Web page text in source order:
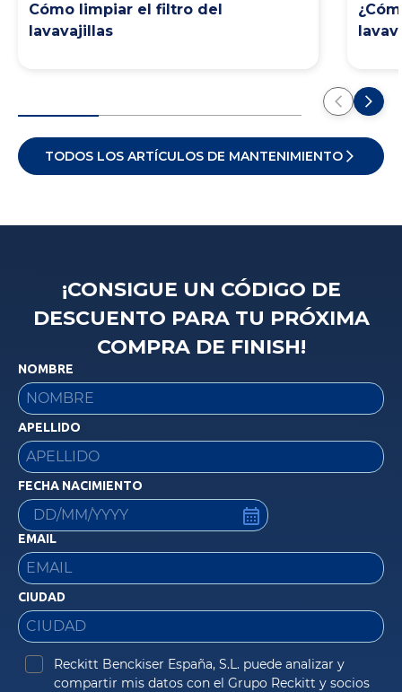
Cómo limpiar el filtro del
lavavajillas
TODOS LOS ARTÍCULOS DE MANTENIMIENTO
¡CONSIGUE UN CÓDIGO DE
DESCUENTO PARA TU PRÓXIMA
COMPRA DE FINISH!
NOMBRE
APELLIDO
FECHA NACIMIENTO
EMAIL
CIUDAD
Reckitt Benckiser España, S.L. puede analizar y
compartir mis datos con el Grupo Reckitt y socios